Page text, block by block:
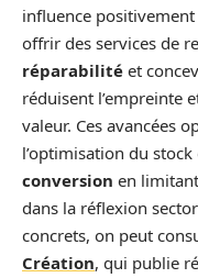
influence
offrir des services de
réparabilité et
réduisent l’empreinte
valeur. Ces avancées
l’optimisation du
conversion en
dans la réflexion
concrets, on peut
Création, qui publie